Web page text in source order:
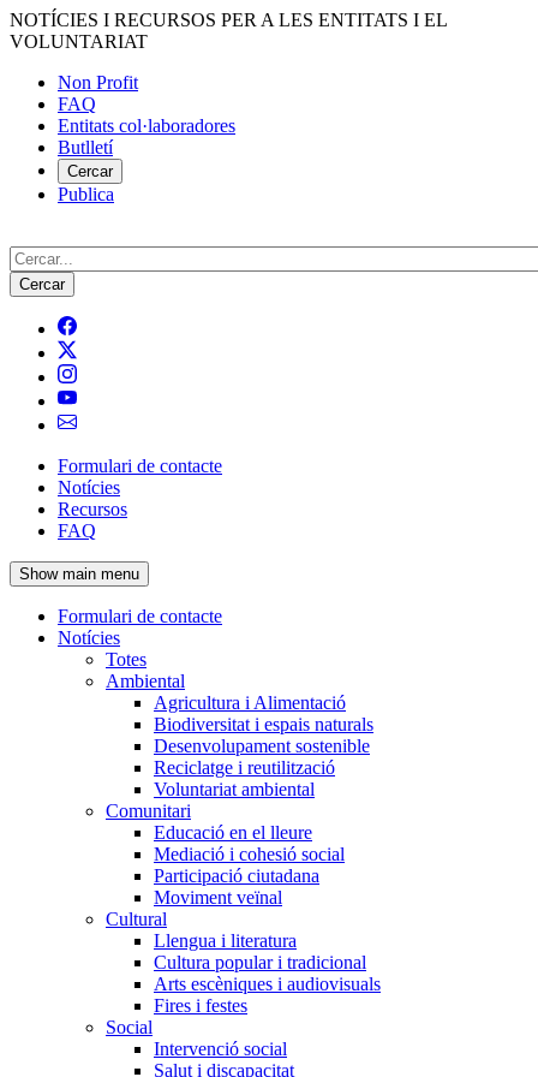
Vés
al
NOTÍCIES I RECURSOS PER A LES ENTITATS I EL
VOLUNTARIAT
Menú
del
compte
d'usuari
Non Profit
FAQ
Entitats col·laboradores
Butlletí
Cercar
Publica
Cerca
Navegació
principal
de
l'encapçalament
Formulari de contacte
Notícies
Recursos
FAQ
Show main menu
Navegació
principal
Formulari de contacte
Notícies
Totes
Ambiental
Agricultura i Alimentació
Biodiversitat i espais naturals
Desenvolupament sostenible
Reciclatge i reutilització
Voluntariat ambiental
Comunitari
Educació en el lleure
Mediació i cohesió social
Participació ciutadana
Moviment veïnal
Cultural
Llengua i literatura
Cultura popular i tradicional
Arts escèniques i audiovisuals
Fires i festes
Social
Intervenció social
Salut i discapacitat